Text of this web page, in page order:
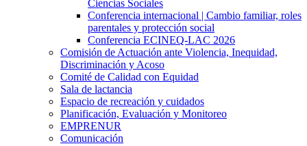
Ciencias Sociales
Conferencia internacional | Cambio familiar, roles
parentales y protección social
Conferencia ECINEQ-LAC 2026
Comisión de Actuación ante Violencia, Inequidad,
Discriminación y Acoso
Comité de Calidad con Equidad
Sala de lactancia
Espacio de recreación y cuidados
Planificación, Evaluación y Monitoreo
EMPRENUR
Comunicación